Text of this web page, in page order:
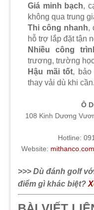
Giá minh bạch,
không qua trung
Thi công nhanh,
hỗ trợ lắp đặt tận
Nhiều công
trương, trường
Hậu mãi tốt, bảo
thay vải dù khi cần.
Ô
108 Kinh Dương
Hotline:
Website: mithanco.com
>>> Dù đánh golf
điểm gì khác biệt?